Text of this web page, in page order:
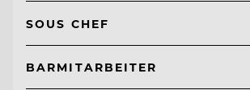
SOUS CHEF
BARMITARBEITER